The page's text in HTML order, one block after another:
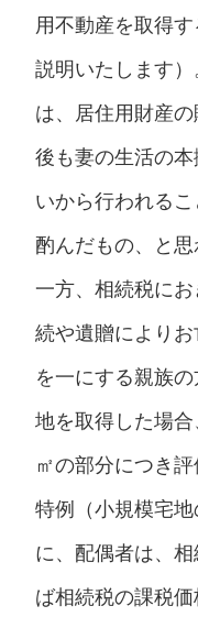
用不動産を取得
説明いたします
は、居住用財産
後も妻の生活の
いから行われる
酌んだもの、と思
一方、相続税に
続や遺贈により
を一にする親族
地を取得した場
㎡の部分につき
特例（小規模宅
に、配偶者は、
ば相続税の課税